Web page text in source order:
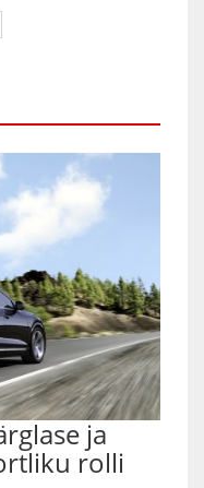
ja
rolli